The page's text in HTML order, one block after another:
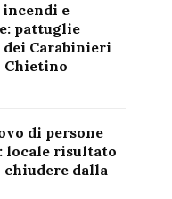
e
pattuglie
Carabinieri
Chietino
di persone
locale risultato
chiudere dalla